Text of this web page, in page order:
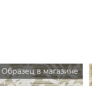
Образец в магазине